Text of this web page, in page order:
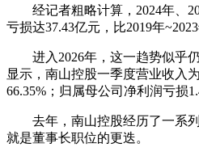
经记者粗略计算，2024年、
亏损达37.43亿元，比2019年
进入2026年，这一趋势似乎仍
显示，南山控股一季度营业收入
66.35%；归属母公司净利润亏损
去年，南山控股经历了一系列
就是董事长职位的更迭。